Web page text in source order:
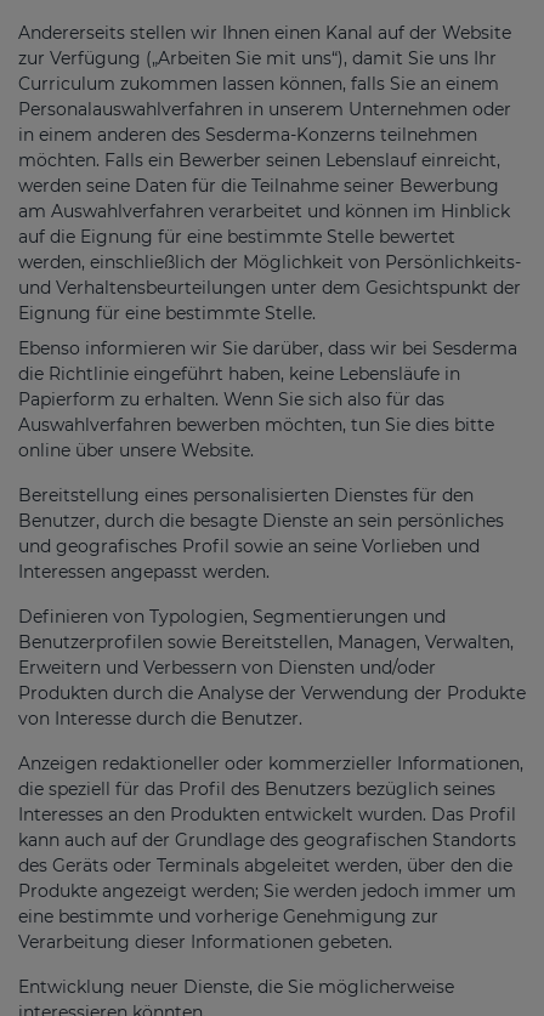
Andererseits stellen wir Ihnen einen Kanal auf der Website
zur Verfügung („Arbeiten Sie mit uns“), damit Sie uns Ihr
Curriculum zukommen lassen können, falls Sie an einem
Personalauswahlverfahren in unserem Unternehmen oder
in einem anderen des Sesderma-Konzerns teilnehmen
möchten. Falls ein Bewerber seinen Lebenslauf einreicht,
werden seine Daten für die Teilnahme seiner Bewerbung
am Auswahlverfahren verarbeitet und können im Hinblick
auf die Eignung für eine bestimmte Stelle bewertet
werden, einschließlich der Möglichkeit von Persönlichkeits-
und Verhaltensbeurteilungen unter dem Gesichtspunkt der
Eignung für eine bestimmte Stelle.
Ebenso informieren wir Sie darüber, dass wir bei Sesderma
die Richtlinie eingeführt haben, keine Lebensläufe in
Papierform zu erhalten. Wenn Sie sich also für das
Auswahlverfahren bewerben möchten, tun Sie dies bitte
online über unsere Website.
Bereitstellung eines personalisierten Dienstes für den
Benutzer, durch die besagte Dienste an sein persönliches
und geografisches Profil sowie an seine Vorlieben und
Interessen angepasst werden.
Definieren von Typologien, Segmentierungen und
Benutzerprofilen sowie Bereitstellen, Managen, Verwalten,
Erweitern und Verbessern von Diensten und/oder
Produkten durch die Analyse der Verwendung der Produkte
von Interesse durch die Benutzer.
Anzeigen redaktioneller oder kommerzieller Informationen,
die speziell für das Profil des Benutzers bezüglich seines
Interesses an den Produkten entwickelt wurden. Das Profil
kann auch auf der Grundlage des geografischen Standorts
des Geräts oder Terminals abgeleitet werden, über den die
Produkte angezeigt werden; Sie werden jedoch immer um
eine bestimmte und vorherige Genehmigung zur
Verarbeitung dieser Informationen gebeten.
Entwicklung neuer Dienste, die Sie möglicherweise